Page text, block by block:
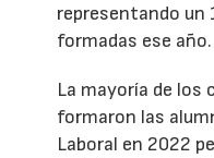
representando un
formadas ese año.
La mayoría de los
formaron las
Laboral en 2022